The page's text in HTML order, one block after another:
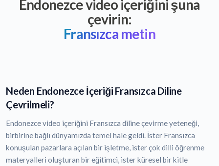
Endonezce video içeriğini şuna
çevirin:
Fransızca metin
Neden Endonezce İçeriği Fransızca Diline
Çevrilmeli?
Endonezce video içeriğini Fransızca diline çevirme yeteneği,
birbirine bağlı dünyamızda temel hale geldi. İster Fransızca
konuşulan pazarlara açılan bir işletme, ister çok dilli öğrenme
materyalleri oluşturan bir eğitimci, ister küresel bir kitle